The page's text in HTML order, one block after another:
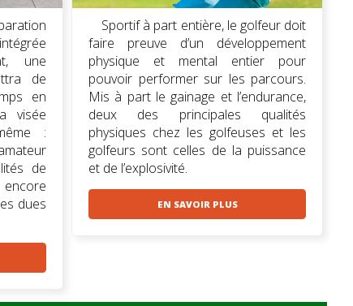
une
de
en
visée
:
de
encore
dues
Sportif à part entière, le golfeur doit
faire preuve d’un développement
physique et mental entier pour
pouvoir performer sur les parcours.
Mis à part le gainage et l’endurance,
deux des principales qualités
physiques chez les golfeuses et les
golfeurs sont celles de la puissance
et de l’explosivité.
EN SAVOIR PLUS